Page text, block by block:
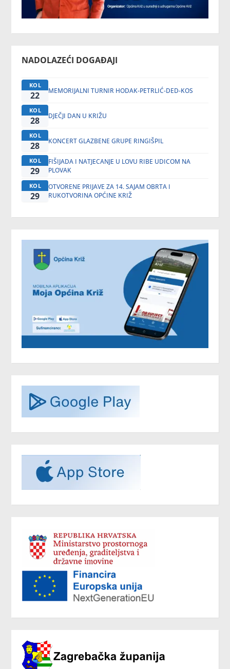
NADOLAZEĆI DOGAĐAJI
KOL
22 MEMORIJALNI TURNIR HODAK-PETRLIĆ-DED-KOS
KOL
28 DJEČJI DAN U KRIŽU
KOL
28 KONCERT GLAZBENE GRUPE RINGIŠPIL
KOL
29
FIŠIJADA I NATJECANJE U LOVU RIBE UDICOM NA
PLOVAK
KOL
29
OTVORENE PRIJAVE ZA 14. SAJAM OBRTA I
RUKOTVORINA OPĆINE KRIŽ